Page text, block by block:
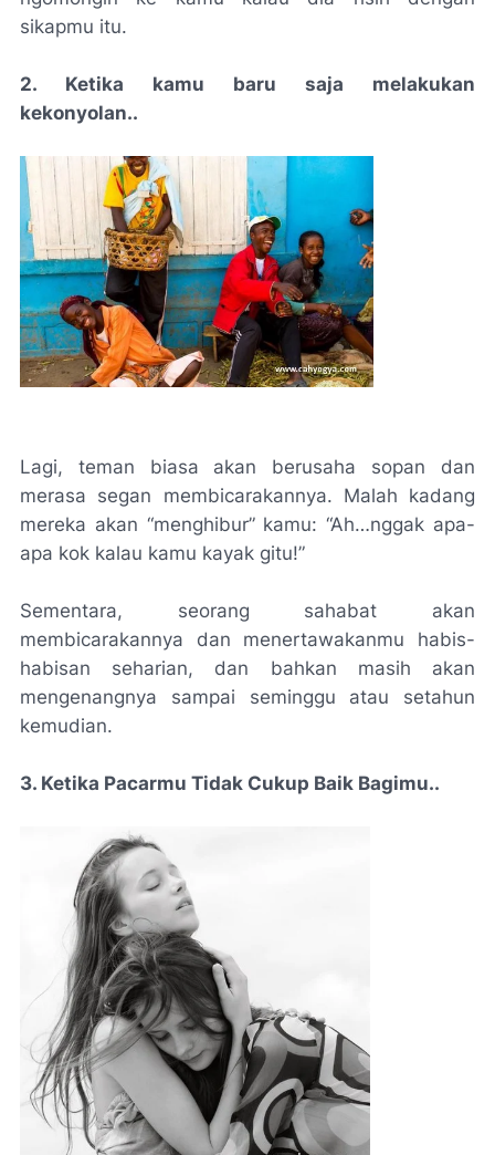
sikapmu itu.
2. Ketika kamu baru saja melakukan
kekonyolan..
Lagi, teman biasa akan berusaha sopan dan
merasa segan membicarakannya. Malah kadang
mereka akan “menghibur” kamu: “Ah…nggak apa-
apa kok kalau kamu kayak gitu!”
Sementara, seorang sahabat akan
membicarakannya dan menertawakanmu habis-
habisan seharian, dan bahkan masih akan
mengenangnya sampai seminggu atau setahun
kemudian.
3. Ketika Pacarmu Tidak Cukup Baik Bagimu..